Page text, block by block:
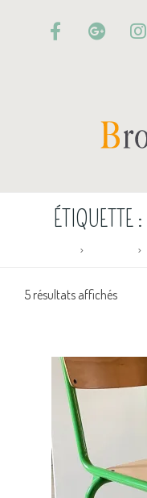
ÉTIQUETTE :
5 résultats affichés